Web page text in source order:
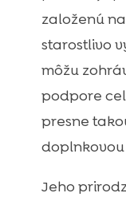
založenú
starostlivo
môžu
podpore
presne
doplnkovou
Jeho